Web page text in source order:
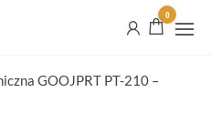
0
GOOJPRT PT-210 –